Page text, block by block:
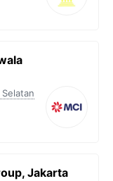
Jakarta